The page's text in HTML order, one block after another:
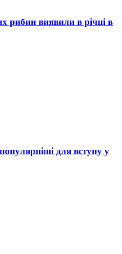
рибин виявили в річці в
для вступу у